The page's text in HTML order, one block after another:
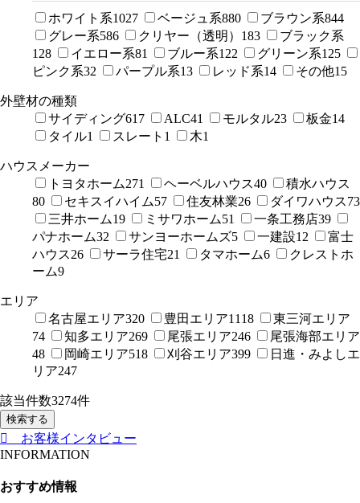
ホワイト系1027 ベージュ系880 ブラウン系844
グレー系586 クリヤー（透明） 183
ブラック系
128
イエロー系81 ブルー系122 グリーン系125
ピンク系32 パープル系13 レッド系14 その他15
外壁材の種類
サイディング617 ALC41 モルタル23 板金14
タイル1 スレート 1 木1
ハウスメーカー
トヨタホーム271 ヘーベルハウス40
積水ハウス
80
セキスイハイム57 住友林業26 ダイワハウス73
三井ホーム19 ミサワホーム51 一条工務店39
パナホーム32 サンヨーホームズ5 一建設12
富士
ハウス26 サーラ住宅21 タマホーム6
クレストホ
ーム9
エリア
名古屋エリア320 豊田エリア1118
東三河エリア
74
知多エリア269 尾張エリア246
尾張海部エリア
48
岡崎エリア518 刈谷エリア399
日進・みよしエ
リア247
該当件数3274件
検索する
お客様インタビュー
INFORMATION
おすすめ情報